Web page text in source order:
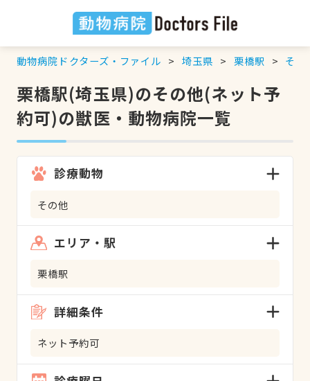
動物病院ドクターズ・ファイル 埼玉県 栗橋駅 その
栗橋駅(埼玉県)のその他(ネット予
約可)の獣医・動物病院一覧
診療動物
その他
エリア・駅
栗橋駅
詳細条件
ネット予約可